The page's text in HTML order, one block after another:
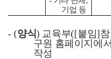
기업 등
- (양식) 교육부([붙임]
구원 홈페이지에
작성